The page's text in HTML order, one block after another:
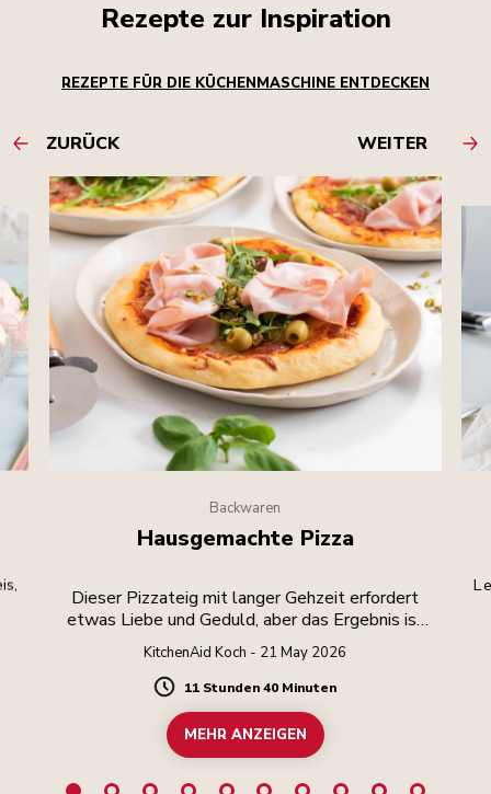
Rezepte zur Inspiration
REZEPTE FÜR DIE KÜCHENMASCHINE ENTDECKEN
ZURÜCK WEITER
Backwaren
Hausgemachte Pizza
Dieser Pizzateig mit langer Gehzeit erfordert
etwas Liebe und Geduld, aber das Ergebnis ist
die Mühe wert.
KitchenAid Koch - 21 May 2026
Duration
11 Stunden 40 Minuten
MEHR ANZEIGEN